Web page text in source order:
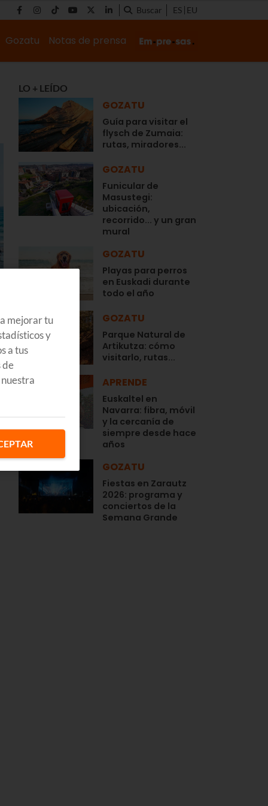
Buscar ES EU
Gozatu Notas de prensa
LO + LEÍDO
GOZATU
Guía para visitar el
flysch de Zumaia:
rutas, miradores...
GOZATU
Funicular de
Masustegi:
ubicación,
recorrido... y un gran
mural
GOZATU
Playas para perros
en Euskadi durante
todo el año
GOZATU
Parque Natural de
Artikutza: cómo
visitarlo, rutas...
APRENDE
Euskaltel en
Navarra: fibra, móvil
y la cercanía de
siempre desde hace
años
GOZATU
Fiestas en Zarautz
2026: programa y
conciertos de la
Semana Grande
mejorar tu
y
a tus
de